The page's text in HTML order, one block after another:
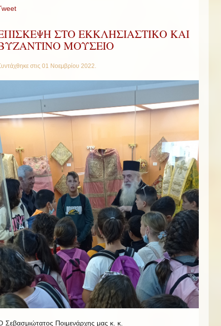
ΣΤΟ ΕΚΚΛΗΣΙΑΣΤΙΚΟ ΚΑΙ
ΜΟΥΣΕΙΟ
στις 01 Νοεμβρίου 2022.
Σεβασμιώτατος Ποιμενάρχης μας κ. κ.